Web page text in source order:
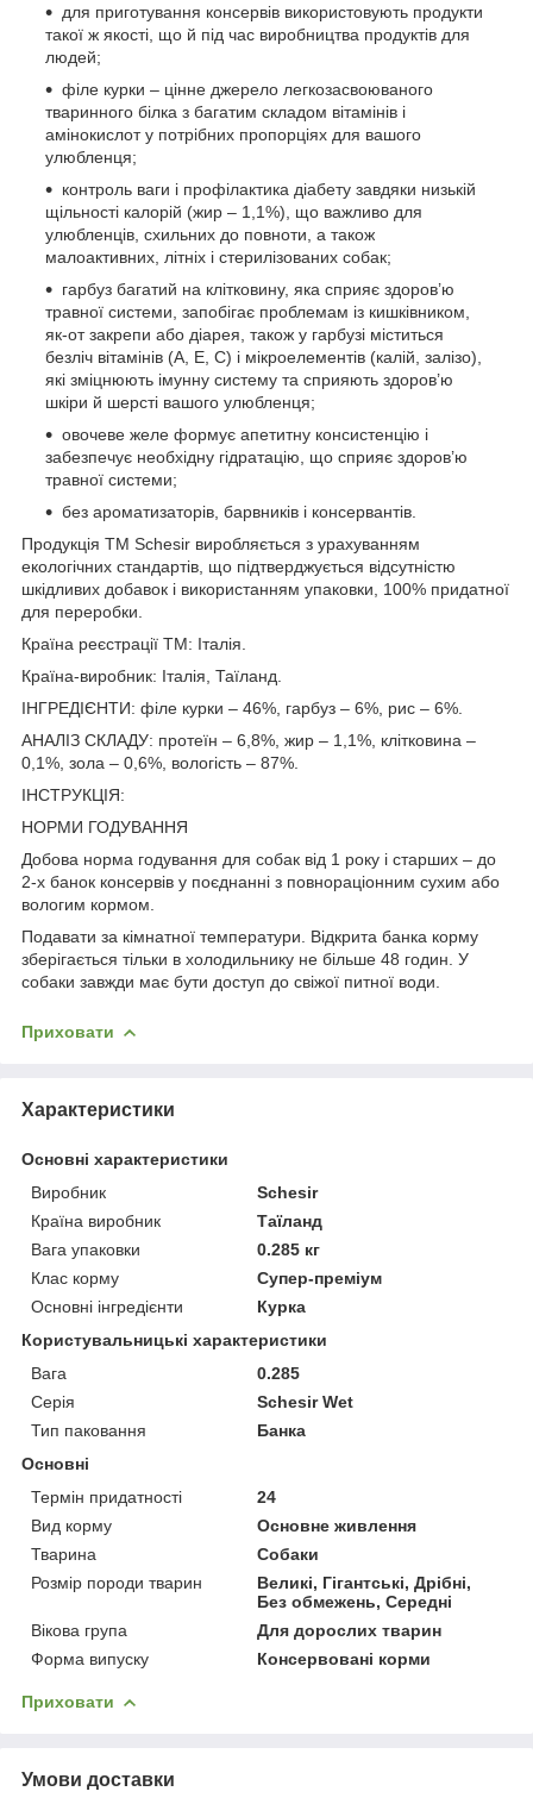
для приготування консервів використовують продукти
такої ж якості, що й під час виробництва продуктів для
людей;
філе курки – цінне джерело легкозасвоюваного
тваринного білка з багатим складом вітамінів і
амінокислот у потрібних пропорціях для вашого
улюбленця;
контроль ваги і профілактика діабету завдяки низькій
щільності калорій (жир – 1,1%), що важливо для
улюбленців, схильних до повноти, а також
малоактивних, літніх і стерилізованих собак;
гарбуз багатий на клітковину, яка сприяє здоров’ю
травної системи, запобігає проблемам із кишківником,
як-от закрепи або діарея, також у гарбузі міститься
безліч вітамінів (А, Е, C) і мікроелементів (калій, залізо),
які зміцнюють імунну систему та сприяють здоров’ю
шкіри й шерсті вашого улюбленця;
овочеве желе формує апетитну консистенцію і
забезпечує необхідну гідратацію, що сприяє здоров’ю
травної системи;
без ароматизаторів, барвників і консервантів.
Продукція ТМ Schesir виробляється з урахуванням
екологічних стандартів, що підтверджується відсутністю
шкідливих добавок і використанням упаковки, 100% придатної
для переробки.
Країна реєстрації ТМ: Італія.
Країна-виробник: Італія, Таїланд.
ІНГРЕДІЄНТИ: філе курки – 46%, гарбуз – 6%, рис – 6%.
АНАЛІЗ СКЛАДУ: протеїн – 6,8%, жир – 1,1%, клітковина –
0,1%, зола – 0,6%, вологість – 87%.
ІНСТРУКЦІЯ:
НОРМИ ГОДУВАННЯ
Добова норма годування для собак від 1 року і старших – до
2-х банок консервів у поєднанні з повнораціонним сухим або
вологим кормом.
Подавати за кімнатної температури. Відкрита банка корму
зберігається тільки в холодильнику не більше 48 годин. У
собаки завжди має бути доступ до свіжої питної води.
Приховати
Характеристики
Основні характеристики
Виробник
Schesir
Країна виробник
Таїланд
Вага упаковки
0.285 кг
Клас корму
Супер-преміум
Основні інгредієнти
Курка
Користувальницькі характеристики
Вага
0.285
Серія
Schesir Wet
Тип паковання
Банка
Основні
Термін придатності
24
Вид корму
Основне живлення
Тварина
Собаки
Розмір породи тварин
Великі, Гігантські, Дрібні,
Без обмежень, Середні
Вікова група
Для дорослих тварин
Форма випуску
Консервовані корми
Приховати
Умови доставки